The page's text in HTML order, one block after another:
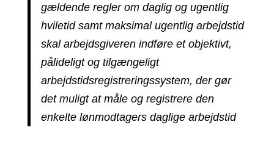
gældende regler om daglig og ugentlig
hviletid samt maksimal ugentlig arbejdstid
skal arbejdsgiveren indføre et objektivt,
pålideligt og tilgængeligt
arbejdstidsregistreringssystem, der gør
det muligt at måle og registrere den
enkelte lønmodtagers daglige arbejdstid